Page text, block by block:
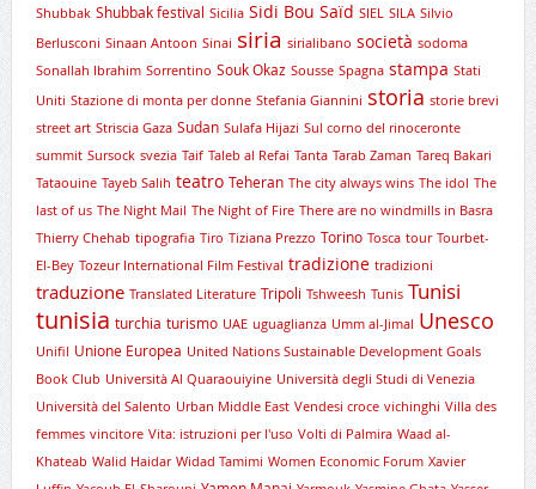
Shubbak Shubbak festival Sicilia Sidi Bou Saïd SIEL SILA Silvio
Berlusconi Sinaan Antoon Sinai siria sirialibano società sodoma
Sonallah Ibrahim Sorrentino Souk Okaz Sousse Spagna stampa Stati
Uniti Stazione di monta per donne Stefania Giannini storia storie brevi
street art Striscia Gaza Sudan Sulafa Hijazi Sul corno del rinoceronte
summit Sursock svezia Taif Taleb al Refai Tanta Tarab Zaman Tareq Bakari
Tataouine Tayeb Salih teatro Teheran The city always wins The idol The
last of us The Night Mail The Night of Fire There are no windmills in Basra
Thierry Chehab tipografia Tiro Tiziana Prezzo Torino Tosca tour Tourbet-
El-Bey Tozeur International Film Festival tradizione tradizioni
traduzione Translated Literature Tripoli Tshweesh Tunis Tunisi
tunisia turchia turismo UAE uguaglianza Umm al-Jimal Unesco
Unifil Unione Europea United Nations Sustainable Development Goals
Book Club Università Al Quaraouiyine Università degli Studi di Venezia
Università del Salento Urban Middle East Vendesi croce vichinghi Villa des
femmes vincitore Vita: istruzioni per l'uso Volti di Palmira Waad al-
Khateab Walid Haidar Widad Tamimi Women Economic Forum Xavier